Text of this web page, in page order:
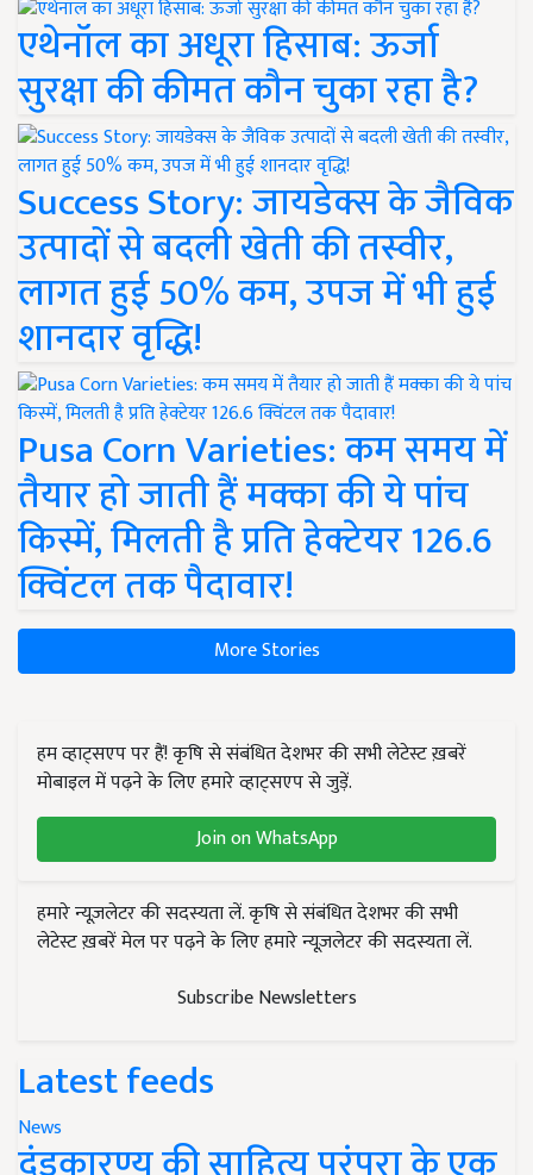
एथेनॉल का अधूरा हिसाब: ऊर्जा
सुरक्षा की कीमत कौन चुका रहा है?
Success Story: जायडेक्स के जैविक
उत्पादों से बदली खेती की तस्वीर,
लागत हुई 50% कम, उपज में भी हुई
शानदार वृद्धि!
Pusa Corn Varieties: कम समय में
तैयार हो जाती हैं मक्का की ये पांच
किस्में, मिलती है प्रति हेक्टेयर 126.6
क्विंटल तक पैदावार!
More Stories
हम व्हाट्सएप पर हैं! कृषि से संबंधित देशभर की सभी लेटेस्ट ख़बरें
मोबाइल में पढ़ने के लिए हमारे व्हाट्सएप से जुड़ें.
Join on WhatsApp
हमारे न्यूज़लेटर की सदस्यता लें. कृषि से संबंधित देशभर की सभी
लेटेस्ट ख़बरें मेल पर पढ़ने के लिए हमारे न्यूज़लेटर की सदस्यता लें.
Subscribe Newsletters
Latest feeds
News